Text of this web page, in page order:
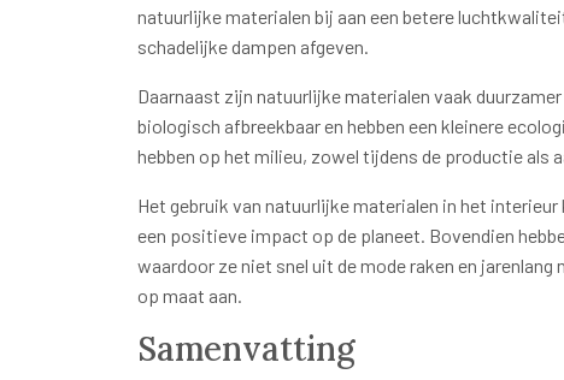
natuurlijke materialen bij aan een betere
schadelijke dampen afgeven.
Daarnaast zijn natuurlijke materialen vaak
biologisch afbreekbaar en hebben een kleinere
hebben op het milieu, zowel tijdens de productie als
Het gebruik van natuurlijke materialen in het
een positieve impact op de planeet. Bovendien
waardoor ze niet snel uit de mode raken en jarenlang
op maat aan.
Samenvatting